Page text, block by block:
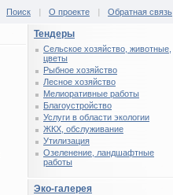
Поиск | О проекте | Обратная связь
Тендеры
Сельское хозяйство, животные,
цветы
Рыбное хозяйство
Лесное хозяйство
Мелиоративные работы
Благоустройство
Услуги в области экологии
ЖКХ, обслуживание
Утилизация
Озеленение, ландшафтные
работы
Эко-галерея